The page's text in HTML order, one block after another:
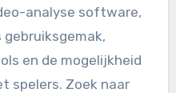
analyse software,
en de mogelijkheid
spelers. Zoek naar